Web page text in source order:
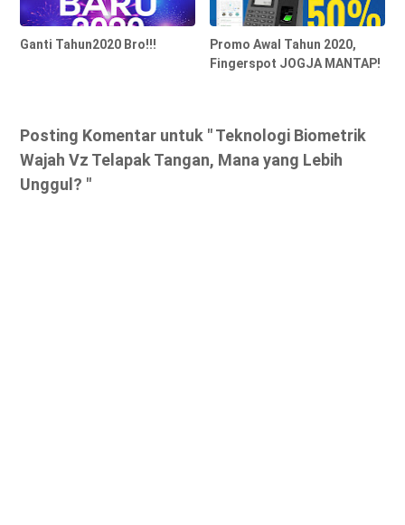
Ganti Tahun2020 Bro!!!
Promo Awal Tahun 2020,
Fingerspot JOGJA MANTAP!
Posting Komentar untuk " Teknologi Biometrik
Wajah Vz Telapak Tangan, Mana yang Lebih
Unggul? "